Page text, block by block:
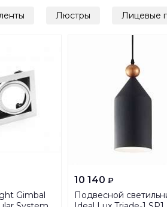
Люстры Лицевые
Gimbal
10 140 ₽
Подвесной